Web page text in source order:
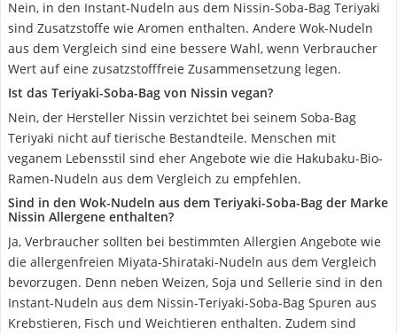
Nein, in den Instant-Nudeln aus dem Nissin-Soba-Bag Teriyaki
sind Zusatzstoffe wie Aromen enthalten. Andere Wok-Nudeln
aus dem Vergleich sind eine bessere Wahl, wenn Verbraucher
Wert auf eine zusatzstofffreie Zusammensetzung legen.
Ist das Teriyaki-Soba-Bag von Nissin vegan?
Nein, der Hersteller Nissin verzichtet bei seinem Soba-Bag
Teriyaki nicht auf tierische Bestandteile. Menschen mit
veganem Lebensstil sind eher Angebote wie die Hakubaku-Bio-
Ramen-Nudeln aus dem Vergleich zu empfehlen.
Sind in den Wok-Nudeln aus dem Teriyaki-Soba-Bag der Marke
Nissin Allergene enthalten?
Ja, Verbraucher sollten bei bestimmten Allergien Angebote wie
die allergenfreien Miyata-Shirataki-Nudeln aus dem Vergleich
bevorzugen. Denn neben Weizen, Soja und Sellerie sind in den
Instant-Nudeln aus dem Nissin-Teriyaki-Soba-Bag Spuren aus
Krebstieren, Fisch und Weichtieren enthalten. Zudem sind